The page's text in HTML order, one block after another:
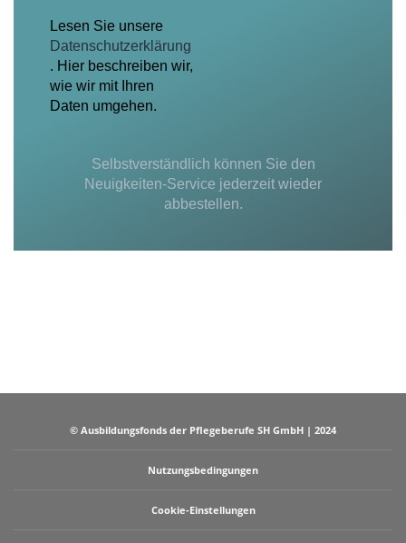
Lesen Sie unsere
Datenschutzerklärung
. Hier beschreiben wir,
wie wir mit Ihren
Daten umgehen.
Selbstverständlich können Sie den
Neuigkeiten-Service jederzeit wieder
abbestellen.
© Ausbildungsfonds der Pflegeberufe SH GmbH | 2024
Nutzungsbedingungen
Cookie-Einstellungen